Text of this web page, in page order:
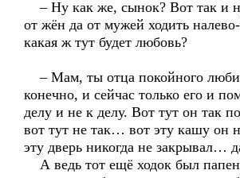
– Ну как же, сынок? Вот так и
от жён да от мужей ходить
какая ж тут будет любовь?
– Мам, ты отца покойного
конечно, и сейчас только его и
делу и не к делу. Вот тут он так
вот тут не так… вот эту кашу он
эту дверь никогда не закрывал…
А ведь тот ещё ходок был